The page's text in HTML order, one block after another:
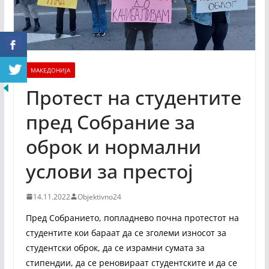
МАКЕДОНИЈА
Протест на студентите
пред Собрание за
оброк и нормални
услови за престој
14.11.2022 Objektivno24
Пред Собранието, попладнево почна протестот на
студентите кои бараат да се зголеми износот за
студентски оброк, да се израмни сумата за
стипендии, да се реновираат студентските и да се